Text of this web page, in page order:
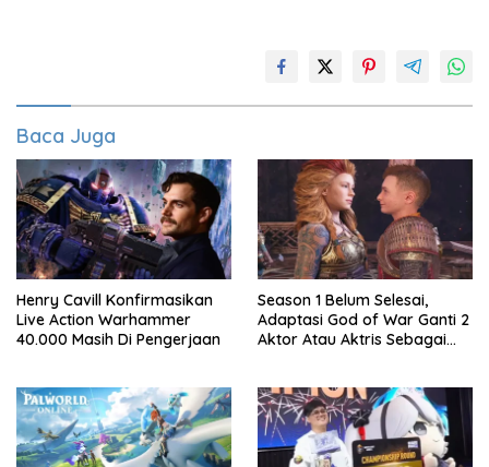
Baca Juga
Henry Cavill Konfirmasikan
Live Action Warhammer
40.000 Masih Di Pengerjaan
Season 1 Belum Selesai,
Adaptasi God of War Ganti 2
Aktor Atau Aktris Sebagai